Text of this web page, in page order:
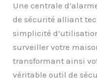
Une centrale
de sécurité alliant
simplicité
surveiller votre
transformant ainsi
véritable outil de